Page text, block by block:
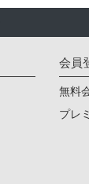
会員
無料
プレ